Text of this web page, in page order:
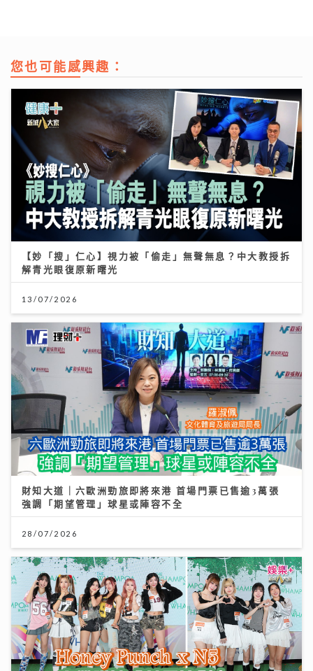
您也可能感興趣：
【妙「搜」仁心】視力被「偷走」無聲無息？中大教授拆
解青光眼復原新曙光
13/07/2026
財知大道｜六歐洲勁旅即將來港 首場門票已售逾3萬張
強調「期望管理」球星或陣容不全
28/07/2026